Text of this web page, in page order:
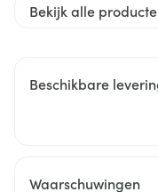
Bekijk alle
Beschikbare
Waarschuwingen